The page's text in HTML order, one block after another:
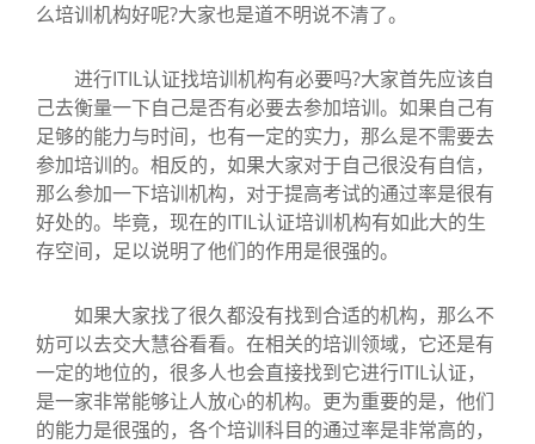
么培训机构好呢?大家也是道不明说不清了。
进行ITIL认证找培训机构有必要吗?大家首先应该自
己去衡量一下自己是否有必要去参加培训。如果自己有
足够的能力与时间，也有一定的实力，那么是不需要去
参加培训的。相反的，如果大家对于自己很没有自信，
那么参加一下培训机构，对于提高考试的通过率是很有
好处的。毕竟，现在的ITIL认证培训机构有如此大的生
存空间，足以说明了他们的作用是很强的。
如果大家找了很久都没有找到合适的机构，那么不
妨可以去交大慧谷看看。在相关的培训领域，它还是有
一定的地位的，很多人也会直接找到它进行ITIL认证，
是一家非常能够让人放心的机构。更为重要的是，他们
的能力是很强的，各个培训科目的通过率是非常高的，